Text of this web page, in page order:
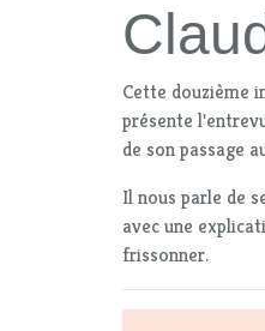
Cette douzième
présente
de son passage
Il nous parle de
avec une
frissonner.